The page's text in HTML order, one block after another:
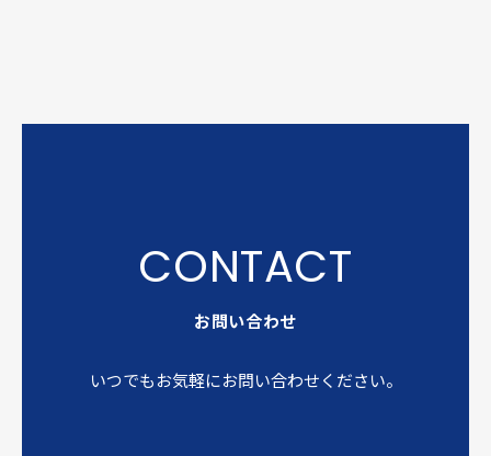
お問い合わせ
いつでもお気軽にお問い合わせください。